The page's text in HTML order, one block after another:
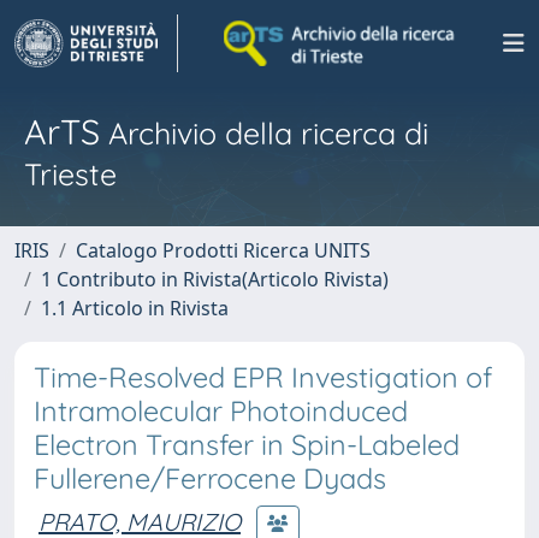
ArTS Archivio della ricerca di
Trieste
IRIS
Catalogo Prodotti Ricerca UNITS
1 Contributo in Rivista(Articolo Rivista)
1.1 Articolo in Rivista
Time-Resolved EPR Investigation of
Intramolecular Photoinduced
Electron Transfer in Spin-Labeled
Fullerene/Ferrocene Dyads
PRATO, MAURIZIO